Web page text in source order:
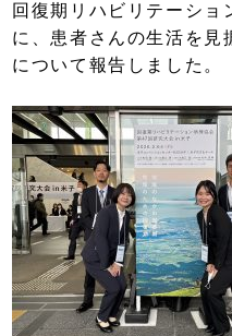
回復期リハビリテーショ
に、患者さんの生活を見
について報告しました。